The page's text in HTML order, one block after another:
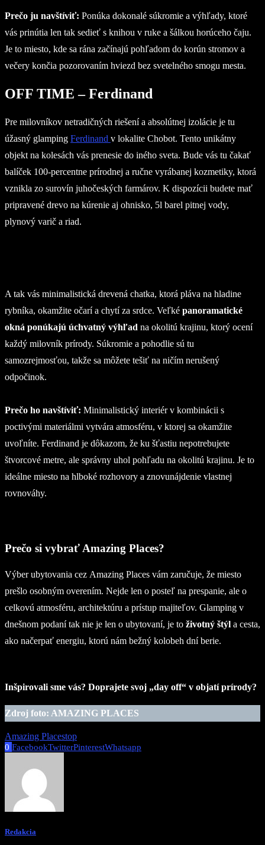
Prečo ju navštíviť: Ponúka dokonalé súkromie a výhľady, ktoré
vás prinútia len tak sedieť s knihou v ruke a šálkou horúceho čaju.
Je to miesto, kde sa rána začínajú pohľadom do korún stromov a
večery končia pozorovaním hviezd bez svetelného smogu mesta.
OFF TIME – Ferdinand
Pre milovníkov netradičných riešení a absolútnej izolácie je tu
úžasný glamping Ferdinand v lokalite Chobot. Tento unikátny
objekt na kolesách vás prenesie do iného sveta. Bude vás tu čakať
balíček 100-percentne prírodnej a ručne vyrábanej kozmetiky, ktorá
vznikla zo surovín juhočeských farmárov. K dispozícii budete mať
pripravené drevo na kúrenie aj ohnisko, 5l barel pitnej vody,
plynový varič a riad.
A tak vás minimalistická drevená chatka, ktorá pláva na hladine
rybníka, okamžite očarí a chytí za srdce. Veľké panoramatické
okná ponúkajú úchvatný výhľad na okolitú krajinu, ktorý ocení
každý milovník prírody. Súkromie a pohodlie sú tu
samozrejmosťou, takže sa môžete tešiť na ničím nerušený
odpočinok.
Prečo ho navštíviť: Minimalistický interiér v kombinácii s
poctivými materiálmi vytvára atmosféru, v ktorej sa okamžite
uvoľníte. Ferdinand je dôkazom, že ku šťastiu nepotrebujete
štvorcové metre, ale správny uhol pohľadu na okolitú krajinu. Je to
ideálne miesto na hlboké rozhovory a znovunájdenie vlastnej
rovnováhy.
Prečo si vybrať Amazing Places?
Výber ubytovania cez Amazing Places vám zaručuje, že miesto
prešlo osobným overením. Nejde len o posteľ na prespanie, ale o
celkovú atmosféru, architektúru a prístup majiteľov. Glamping v
dnešnom podaní tak nie je len o ubytovaní, je to životný štýl a cesta,
ako načerpať energiu, ktorú nám bežný kolobeh dní berie.
Inšpirovali sme vás? Doprajete svoj „day off“ v objatí prírody?
Zdroj foto: AMAZING PLACES
Amazing Placestop
0 FacebookTwitterPinterestWhatsapp
Redakcia